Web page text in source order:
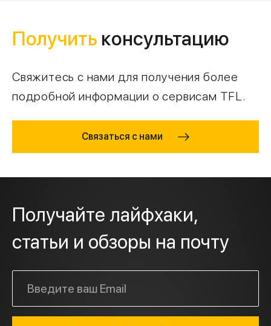
Получить консультацию
Свяжитесь с нами для получения более
подробной информации о сервисам TFL.
Связаться с нами
Получайте лайфхаки,
статьи и обзоры на почту